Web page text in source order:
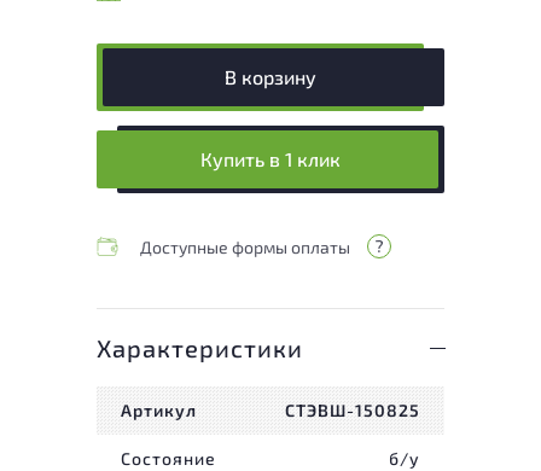
В корзину
Купить в 1 клик
Доступные формы оплаты
Характеристики
Артикул СТЭВШ-150825
Состояние б/у